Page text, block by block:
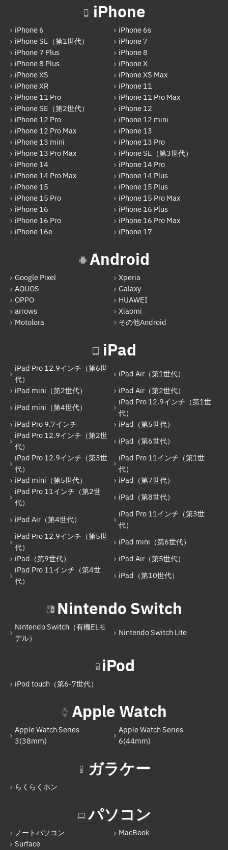
iPhone
iPhone 6
iPhone 6s
iPhone SE（第1世代）
iPhone 7
iPhone 7 Plus
iPhone 8
iPhone 8 Plus
iPhone X
iPhone XS
iPhone XS Max
iPhone XR
iPhone 11
iPhone 11 Pro
iPhone 11 Pro Max
iPhone SE（第2世代）
iPhone 12
iPhone 12 Pro
iPhone 12 mini
iPhone 12 Pro Max
iPhone 13
iPhone 13 mini
iPhone 13 Pro
iPhone 13 Pro Max
iPhone SE（第3世代）
iPhone 14
iPhone 14 Pro
iPhone 14 Pro Max
iPhone 14 Plus
iPhone 15
iPhone 15 Plus
iPhone 15 Pro
iPhone 15 Pro Max
iPhone 16
iPhone 16 Plus
iPhone 16 Pro
iPhone 16 Pro Max
iPhone 16e
iPhone 17
Android
Google Pixel
Xperia
AQUOS
Galaxy
OPPO
HUAWEI
arrows
Xiaomi
Motolora
その他Android
iPad
iPad Pro 12.9インチ（第6世
代）
iPad Air（第1世代）
iPad mini（第2世代）
iPad Air（第2世代）
iPad mini（第4世代）
iPad Pro 12.9インチ（第1世
代）
iPad Pro 9.7インチ
iPad（第5世代）
iPad Pro 12.9インチ（第2世
代）
iPad（第6世代）
iPad Pro 12.9インチ（第3世
代）
iPad Pro 11インチ（第1世
代）
iPad mini（第5世代）
iPad（第7世代）
iPad Pro 11インチ（第2世
代）
iPad（第8世代）
iPad Air（第4世代）
iPad Pro 11インチ（第3世
代）
iPad Pro 12.9インチ（第5世
代）
iPad mini（第6世代）
iPad（第9世代）
iPad Air（第5世代）
iPad Pro 11インチ（第4世
代）
iPad（第10世代）
Nintendo Switch
Nintendo Switch（有機ELモ
デル）
Nintendo Switch Lite
iPod
iPod touch（第6-7世代）
Apple Watch
Apple Watch Series
3(38mm)
Apple Watch Series
6(44mm)
ガラケー
らくらくホン
パソコン
ノートパソコン
MacBook
Surface